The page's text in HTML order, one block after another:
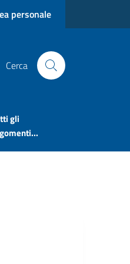
personale
Cerca
gli